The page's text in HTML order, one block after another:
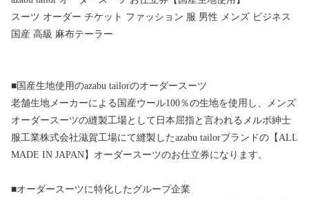
スーツ オーダー チケット ファッション 服 男性 メンズ ビジネス
国産 高級 麻布テーラー
■国産生地使用のazabu tailorのオーダースーツ
老舗生地メーカーによる国産ウール100％の生地を使用し、メンズ
オーダースーツの縫製工場として日本屈指と言われるメルボ紳士
服工業株式会社滋賀工場にて縫製したazabu tailorブランドの【ALL
MADE IN JAPAN】オーダースーツのお仕立券になります。
■オーダースーツに特化したグループ企業